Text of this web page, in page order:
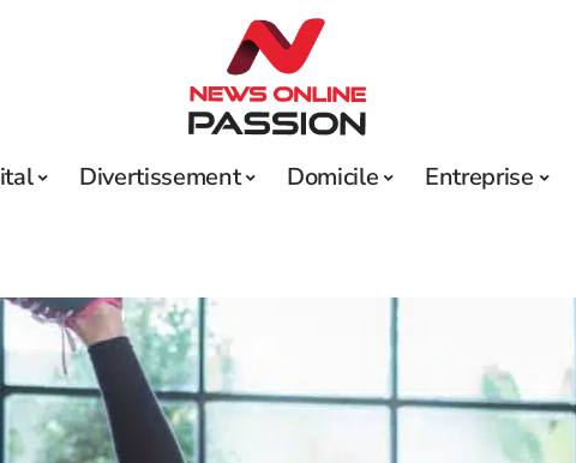
Divertissement Domicile Entreprise